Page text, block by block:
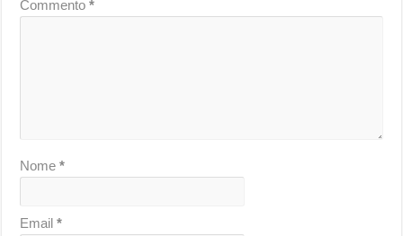
Commento*
Nome*
Email*